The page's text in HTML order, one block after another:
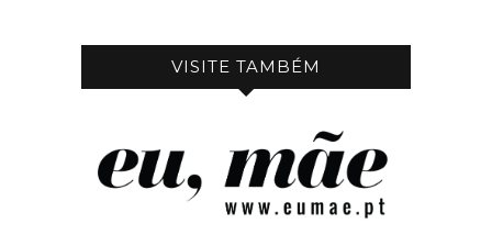
VISITE TAMBÉM